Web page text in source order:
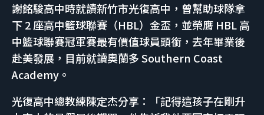
謝銘駿高中時就讀新竹市光復高中，曾幫助球隊拿
下 2 座高中籃球聯賽（HBL）金盃，並榮膺 HBL 高
中籃球聯賽冠軍賽最有價值球員頭銜，去年畢業後
赴美發展，目前就讀奧蘭多 Southern Coast
Academy。
光復高中總教練陳定杰分享：「記得這孩子在剛升